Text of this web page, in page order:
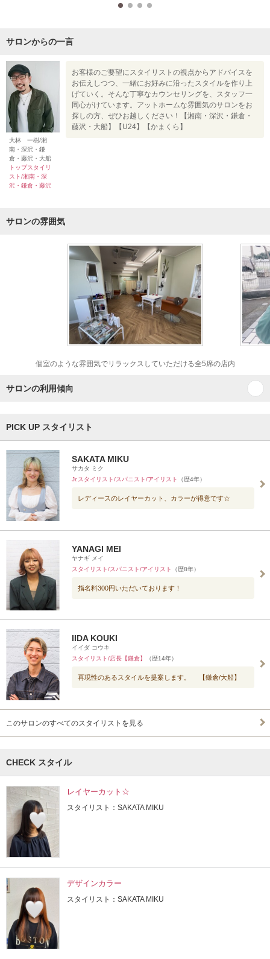
サロンからの一言
大林 一樹/湘
南・深沢・鎌
倉・藤沢・大船
トップスタイリ
スト/湘南・深
沢・鎌倉・藤沢
お客様のご要望にスタイリストの視点からアドバイスを
お伝えしつつ、一緒にお好みに沿ったスタイルを作り上
げていく。そんな丁寧なカウンセリングを、スタッフ一
同心がけています。アットホームな雰囲気のサロンをお
探しの方、ぜひお越しください！【湘南・深沢・鎌倉・
藤沢・大船】【U24】【かまくら】
サロンの雰囲気
個室のような雰囲気でリラックスしていただける全5席の店内
サロンの利用傾向
PICK UP スタイリスト
SAKATA MIKU
サカタ ミク
Jr.スタイリスト/スパニスト/アイリスト
（歴4年）
レディースのレイヤーカット、カラーが得意です☆
YANAGI MEI
ヤナギ メイ
スタイリスト/スパニスト/アイリスト
（歴8年）
指名料300円いただいております！
IIDA KOUKI
イイダ コウキ
スタイリスト/店長【鎌倉】
（歴14年）
再現性のあるスタイルを提案します。 【鎌倉/大船】
このサロンのすべてのスタイリストを見る
CHECK スタイル
レイヤーカット☆
スタイリスト：SAKATA MIKU
デザインカラー
スタイリスト：SAKATA MIKU